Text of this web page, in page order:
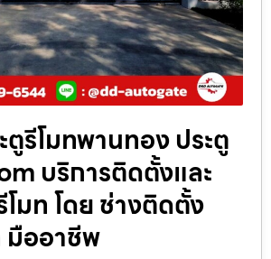
รีโมทพานทอง ประตู
บริการติดตั้งและ
มท โดย ช่างติดตั้ง
มืออาชีพ